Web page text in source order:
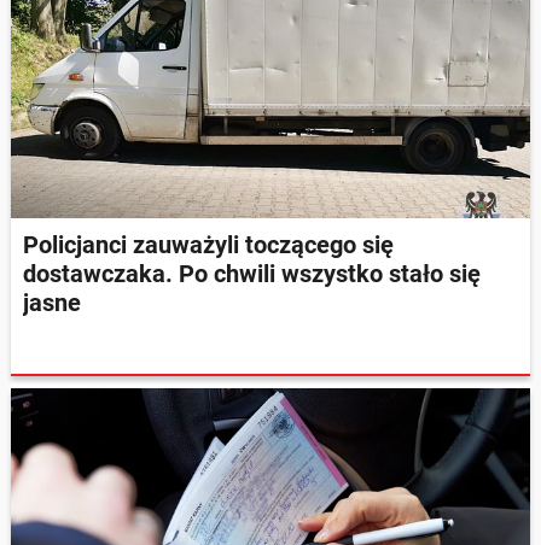
Policjanci zauważyli toczącego się
dostawczaka. Po chwili wszystko stało się
jasne